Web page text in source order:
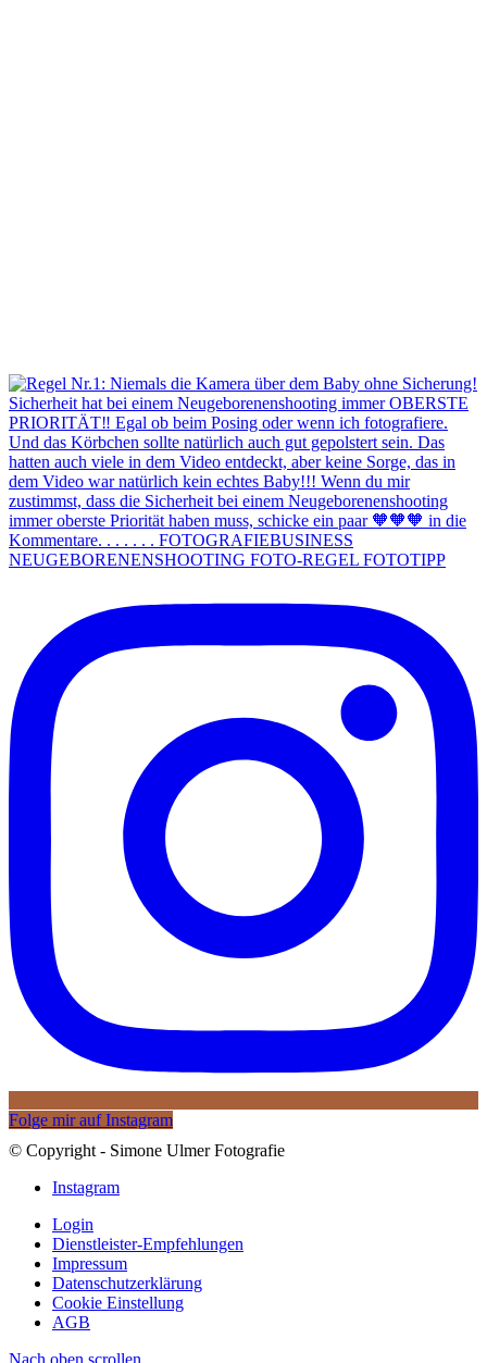
Folge mir auf Instagram
© Copyright - Simone Ulmer Fotografie
Instagram
Login
Dienstleister-Empfehlungen
Impressum
Datenschutzerklärung
Cookie Einstellung
AGB